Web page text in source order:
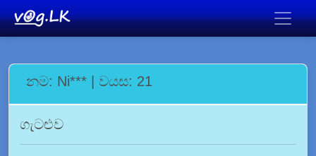
නම: Ni*** | වයස: 21
ගැටළුව